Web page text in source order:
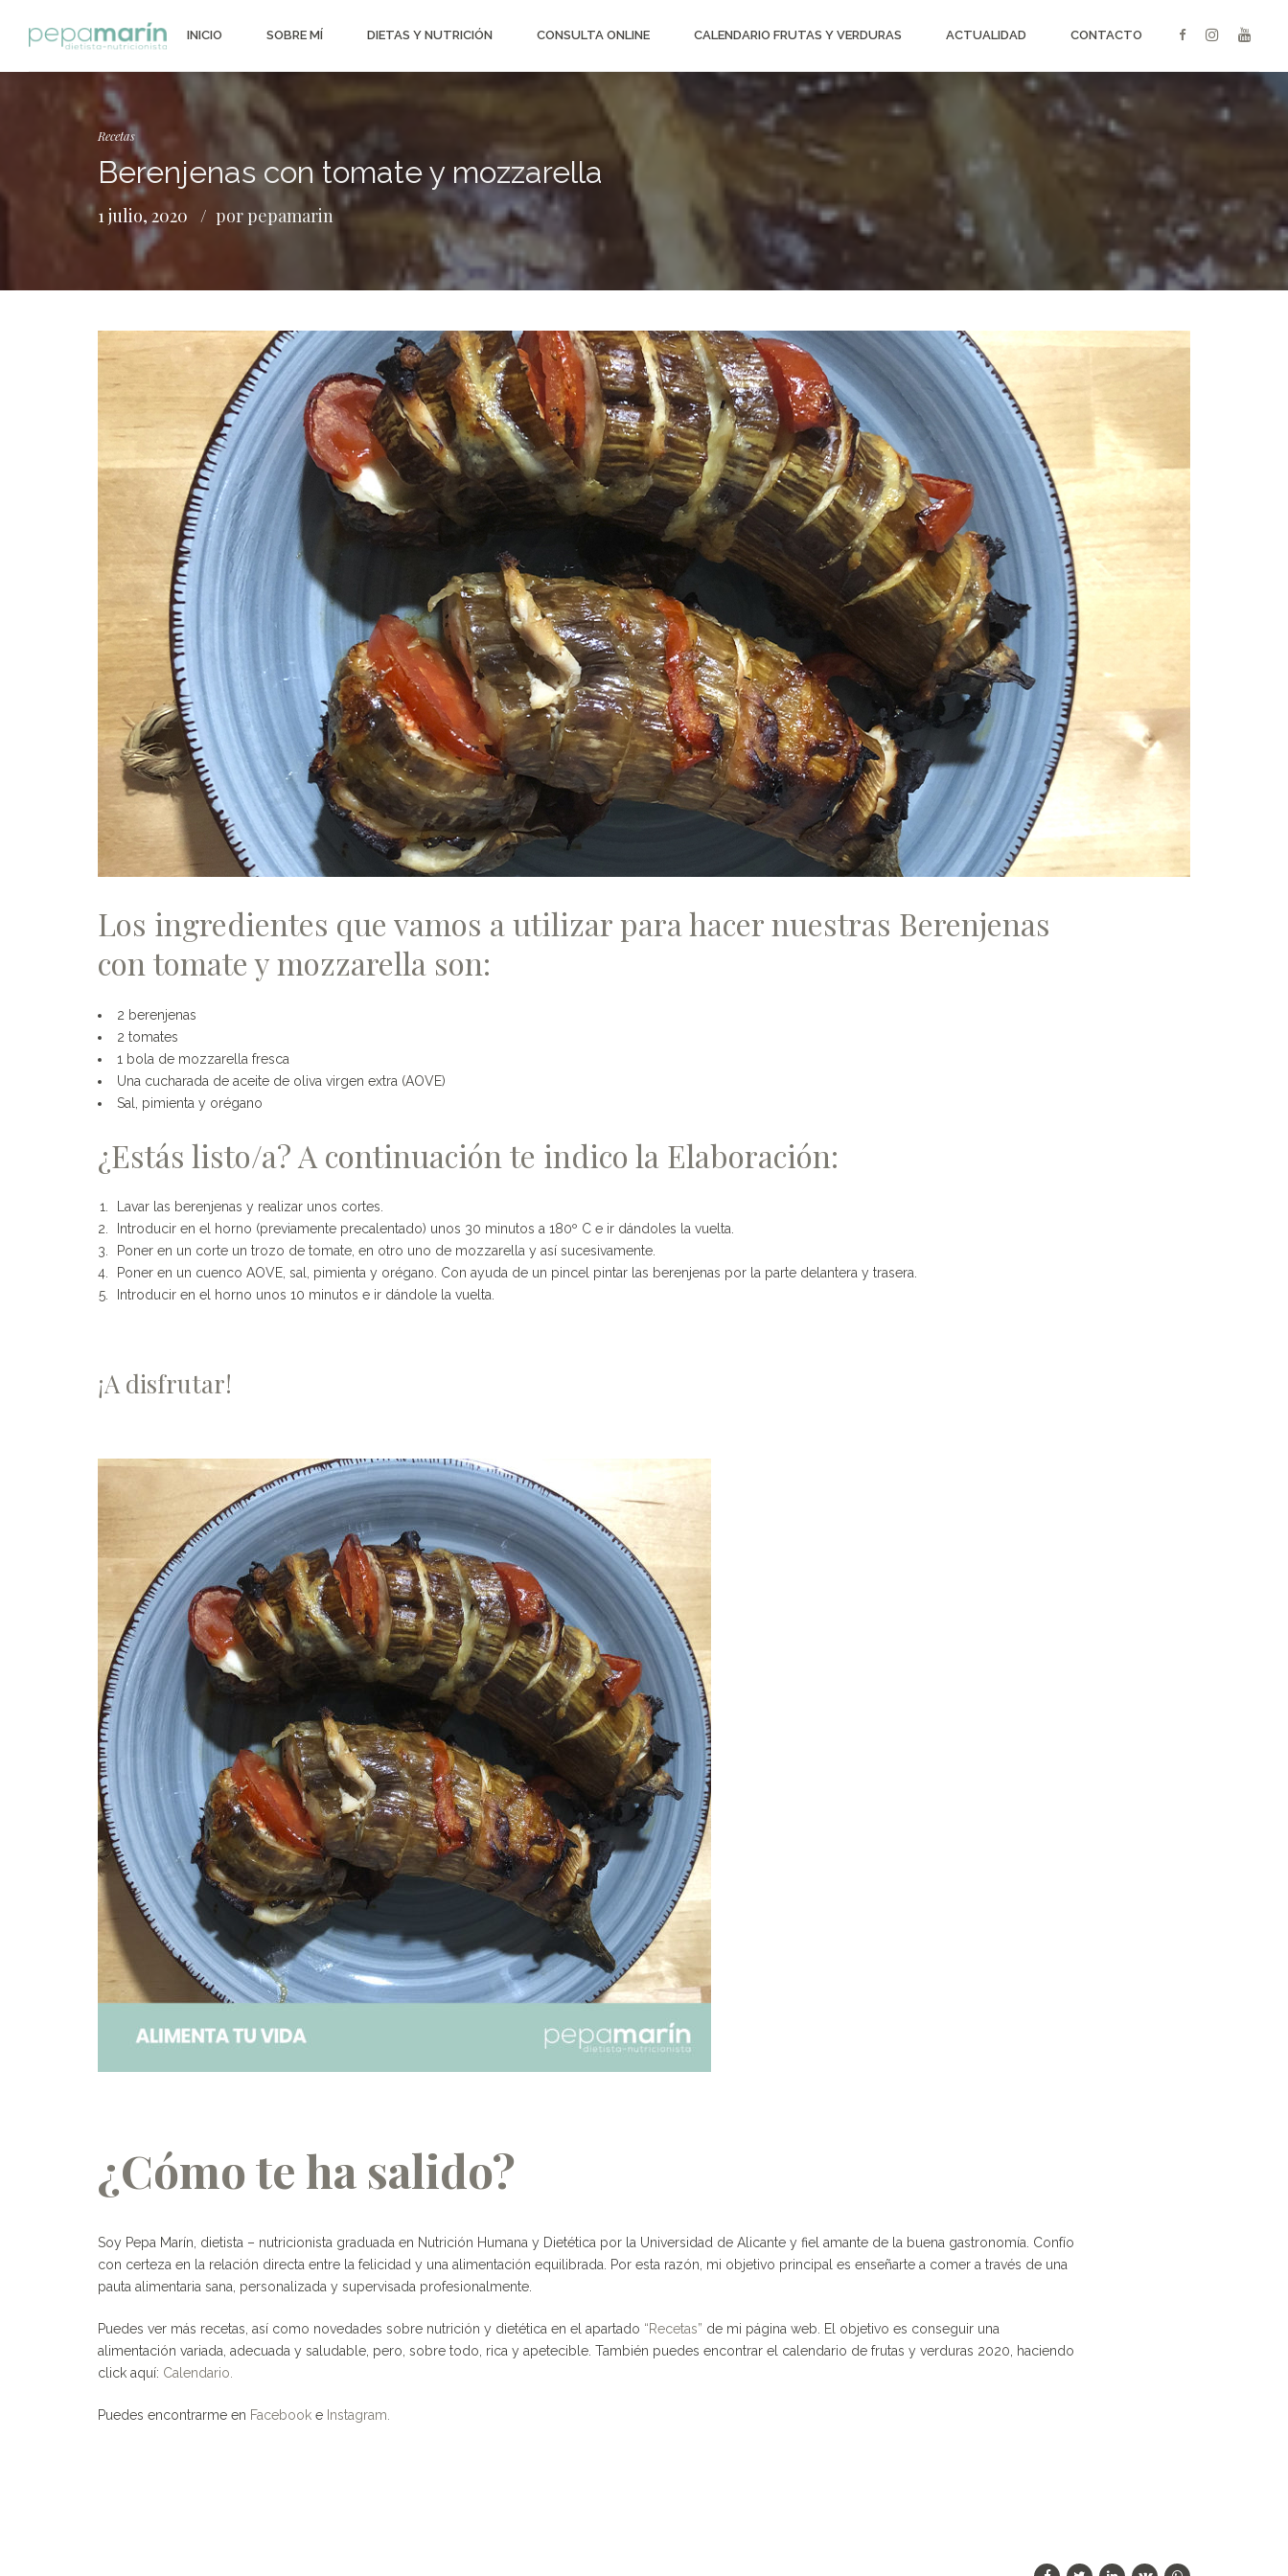
INICIO SOBRE MÍ DIETAS Y NUTRICIÓN CONSULTA ONLINE CALENDARIO FRUTAS Y VERDURAS ACTUALIDAD CONTACTO
Recetas
Berenjenas con tomate y mozzarella
1 julio, 2020 por pepamarin
Los ingredientes que vamos a utilizar para hacer nuestras Berenjenas
con tomate y mozzarella son:
2 berenjenas
2 tomates
1 bola de mozzarella fresca
Una cucharada de aceite de oliva virgen extra (AOVE)
Sal, pimienta y orégano
¿Estás listo/a? A continuación te indico la Elaboración:
Lavar las berenjenas y realizar unos cortes.
Introducir en el horno (previamente precalentado) unos 30 minutos a 180º C e ir dándoles la vuelta.
Poner en un corte un trozo de tomate, en otro uno de mozzarella y así sucesivamente.
Poner en un cuenco AOVE, sal, pimienta y orégano. Con ayuda de un pincel pintar las berenjenas por la parte delantera y trasera.
Introducir en el horno unos 10 minutos e ir dándole la vuelta.
¡A disfrutar!
¿Cómo te ha salido?
Soy Pepa Marín, dietista – nutricionista graduada en Nutrición Humana y Dietética por la Universidad de Alicante y fiel amante de la buena gastronomía. Confío
con certeza en la relación directa entre la felicidad y una alimentación equilibrada. Por esta razón, mi objetivo principal es enseñarte a comer a través de una
pauta alimentaria sana, personalizada y supervisada profesionalmente.
Puedes ver más recetas, así como novedades sobre nutrición y dietética en el apartado “Recetas” de mi página web. El objetivo es conseguir una
alimentación variada, adecuada y saludable, pero, sobre todo, rica y apetecible. También puedes encontrar el calendario de frutas y verduras 2020, haciendo
click aquí: Calendario.
Puedes encontrarme en Facebook e Instagram.